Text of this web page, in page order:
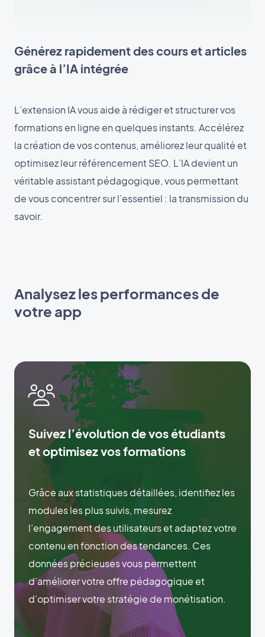
Générez rapidement des cours et articles
grâce à l’IA intégrée
L’extension IA vous aide à rédiger et structurer vos
formations en ligne en quelques instants. Accélérez
la création de vos contenus, améliorez leur qualité et
optimisez leur référencement SEO. L’IA devient un
véritable assistant pédagogique, vous permettant
de vous concentrer sur l’essentiel : la transmission du
savoir.
Analysez les performances de
votre app
Suivez l’évolution de vos étudiants
et optimisez vos formations
Grâce aux statistiques détaillées, identifiez les
modules les plus suivis, mesurez
l’engagement des utilisateurs et adaptez votre
contenu en fonction des tendances. Ces
données précieuses vous permettent
d’améliorer votre offre pédagogique et
d’optimiser votre stratégie de monétisation.